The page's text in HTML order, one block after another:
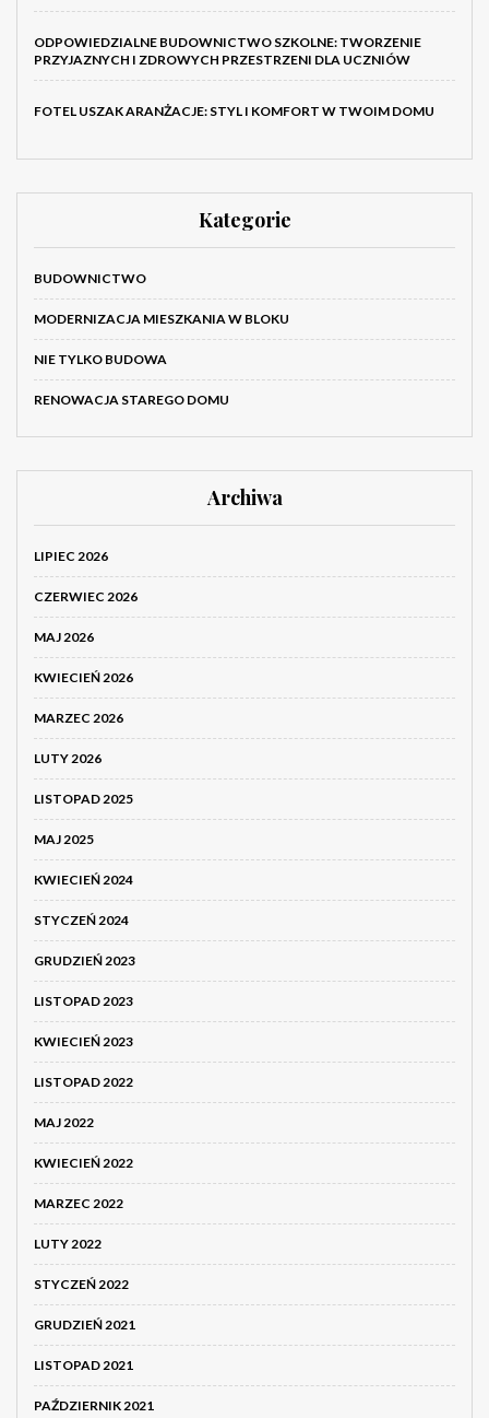
ODPOWIEDZIALNE BUDOWNICTWO SZKOLNE: TWORZENIE
PRZYJAZNYCH I ZDROWYCH PRZESTRZENI DLA UCZNIÓW
FOTEL USZAK ARANŻACJE: STYL I KOMFORT W TWOIM DOMU
Kategorie
BUDOWNICTWO
MODERNIZACJA MIESZKANIA W BLOKU
NIE TYLKO BUDOWA
RENOWACJA STAREGO DOMU
Archiwa
LIPIEC 2026
CZERWIEC 2026
MAJ 2026
KWIECIEŃ 2026
MARZEC 2026
LUTY 2026
LISTOPAD 2025
MAJ 2025
KWIECIEŃ 2024
STYCZEŃ 2024
GRUDZIEŃ 2023
LISTOPAD 2023
KWIECIEŃ 2023
LISTOPAD 2022
MAJ 2022
KWIECIEŃ 2022
MARZEC 2022
LUTY 2022
STYCZEŃ 2022
GRUDZIEŃ 2021
LISTOPAD 2021
PAŹDZIERNIK 2021